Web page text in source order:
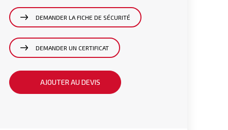
DEMANDER LA FICHE DE SÉCURITÉ
DEMANDER UN CERTIFICAT
AJOUTER AU DEVIS